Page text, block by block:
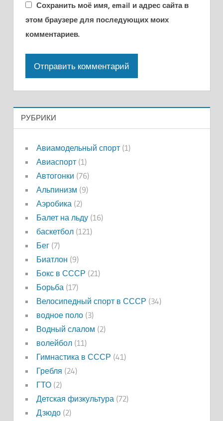
Сохранить моё имя, email и адрес сайта в
этом браузере для последующих моих
комментариев.
РУБРИКИ
Авиамодельный спорт(1)
Авиаспорт(1)
Автогонки (76)
Альпинизм (9)
Аэробика(2)
Балет на льду(16)
баскетбол(121)
Бег(7)
Биатлон (9)
Бокс в СССР (21)
Борьба(17)
Велосипедный спорт в СССР (34)
водное поло(3)
Водный слалом (2)
волейбол(11)
Гимнастика в СССР (41)
Гребля (24)
ГТО(2)
Детская физкультура(72)
Дзюдо(2)